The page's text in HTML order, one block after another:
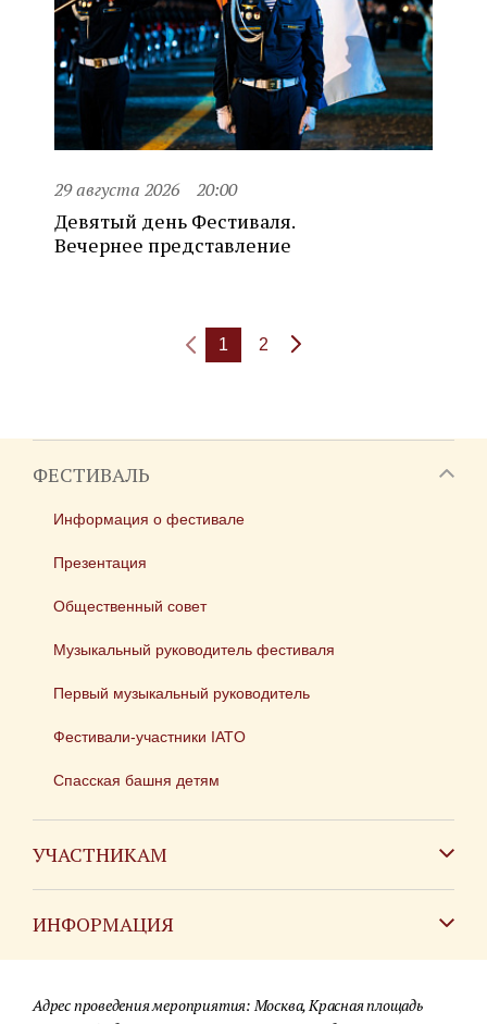
29 августа 2026 20:00
Девятый день Фестиваля.
Вечернее представление
1 2
ФЕСТИВАЛЬ
Информация о фестивале
Презентация
Общественный совет
Музыкальный руководитель фестиваля
Первый музыкальный руководитель
Фестивали-участники IATO
Спасская башня детям
УЧАСТНИКАМ
ИНФОРМАЦИЯ
Для СМИ
Адрес проведения мероприятия: Москва, Красная площадь